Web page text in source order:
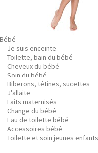
Bébé
Je suis enceinte
Toilette, bain du bébé
Cheveux du bébé
Soin du bébé
Biberons, tétines, sucettes
J'allaite
Laits maternisés
Change du bébé
Eau de toilette bébé
Accessoires bébé
Toilette et soin jeunes enfants